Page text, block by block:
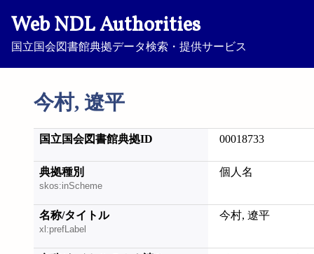
Web NDL Authorities
国立国会図書館典拠データ検索・提供サービス
今村, 遼平
国立国会図書館典拠ID 00018733
典拠種別
skos:inScheme
個人名
名称/タイトル
xl:prefLabel
今村, 遼平